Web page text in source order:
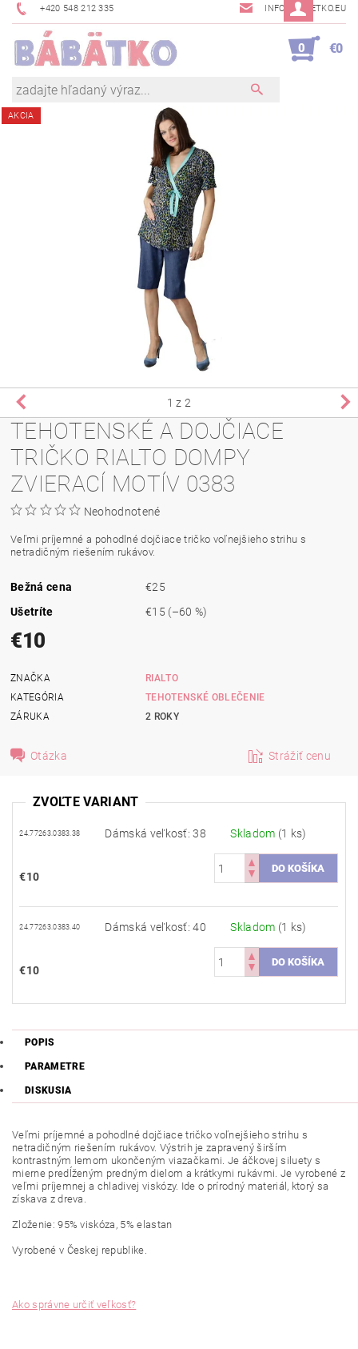
+420 548 212 335 INFO@BABETKO.EU
0 €0
AKCIA
1 z 2
TEHOTENSKÉ A DOJČIACE
TRIČKO RIALTO DOMPY
ZVIERACÍ MOTÍV 0383
Neohodnotené
Veľmi príjemné a pohodlné dojčiace tričko voľnejšieho strihu s
netradičným riešením rukávov.
Bežná cena
€25
Ušetríte
€15 (–60 %)
€10
ZNAČKA
RIALTO
KATEGÓRIA
TEHOTENSKÉ OBLEČENIE
ZÁRUKA
2 ROKY
Otázka Strážiť cenu
ZVOĽTE VARIANT
24.77263.0383.38 Dámská veľkosť: 38 Skladom (1 ks)
€10
24.77263.0383.40 Dámská veľkosť: 40 Skladom (1 ks)
€10
POPIS
PARAMETRE
DISKUSIA
Veľmi príjemné a pohodlné dojčiace tričko voľnejšieho strihu s
netradičným riešením rukávov. Výstrih je zapravený širším
kontrastným lemom ukončeným viazačkami. Je áčkovej siluety s
mierne predĺženým predným dielom a krátkymi rukávmi. Je vyrobené z
veľmi príjemnej a chladivej viskózy. Ide o prírodný materiál, ktorý sa
získava z dreva.
Zloženie: 95% viskóza, 5% elastan
Vyrobené v Českej republike.
Ako správne určiť veľkosť?